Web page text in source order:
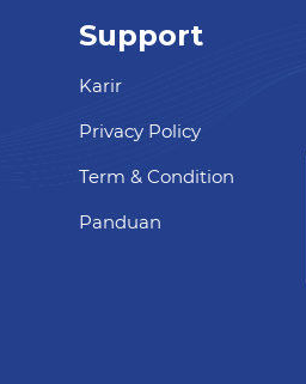
Support
Karir
Privacy Policy
Term & Condition
Panduan